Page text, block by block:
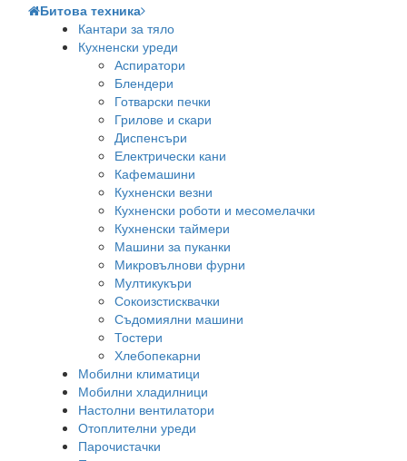
Битова техника
Кантари за тяло
Кухненски уреди
Аспиратори
Блендери
Готварски печки
Грилове и скари
Диспенсъри
Електрически кани
Кафемашини
Кухненски везни
Кухненски роботи и месомелачки
Кухненски таймери
Машини за пуканки
Микровълнови фурни
Мултикукъри
Сокоизстисквачки
Съдомиялни машини
Тостери
Хлебопекарни
Мобилни климатици
Мобилни хладилници
Настолни вентилатори
Отоплителни уреди
Парочистачки